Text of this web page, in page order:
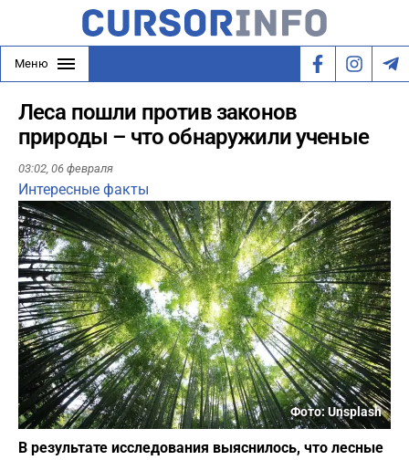
Меню
Леса пошли против законов
природы – что обнаружили ученые
03:02, 06 февраля
Интересные факты
Фото: Unsplash
В результате исследования выяснилось, что лесные